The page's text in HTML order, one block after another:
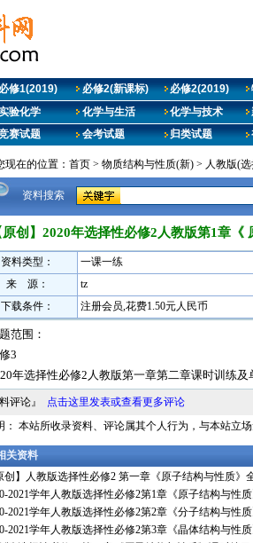
修1(2019) 必修2(新课标) 必修2(2019)
验化学 化学与生活 化学与技术
赛试题 会考试题 归类试题
现在的位置： 首页 > 物质结构与性质(新) > 人教版(
资料搜索
原创】2020年选择性必修2人教版第1章
资料类型： 一课一练
来 源：
tz
下载条件：
注册会员,花费1.50元人民币
范围：
3
年选择性必修2人教版第一章第二章课时训练
料评论』 点击这里发表或查看更多评论
： 本站所收录资料、评论属其个人行为，与本站立场
关资料
创】人教版选择性必修2 第一章《原子结构与性质》
2021学年人教版选择性必修2第1章《原子结构与性
2021学年人教版选择性必修2第2章《分子结构与性
2021学年人教版选择性必修2第3章《晶体结构与性